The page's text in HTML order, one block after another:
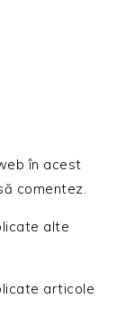
în acest
comentez.
alte
articole